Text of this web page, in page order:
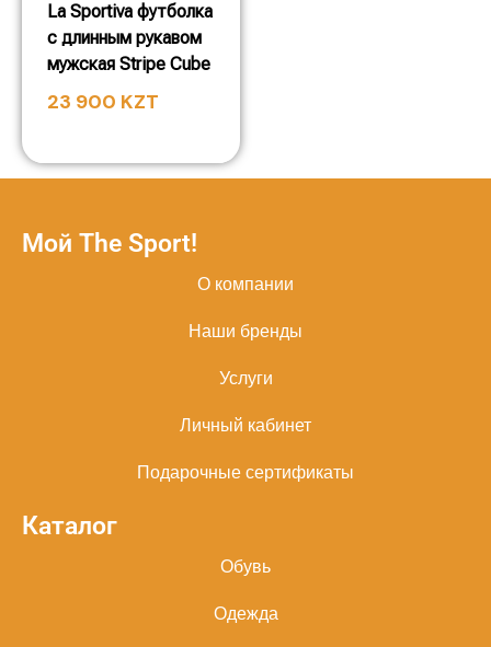
La Sportiva футболка
с длинным рукавом
мужская Stripe Cube
23 900 KZT
Мой The Sport!
О компании
Наши бренды
Услуги
Личный кабинет
Подарочные сертификаты
Каталог
Обувь
Одежда